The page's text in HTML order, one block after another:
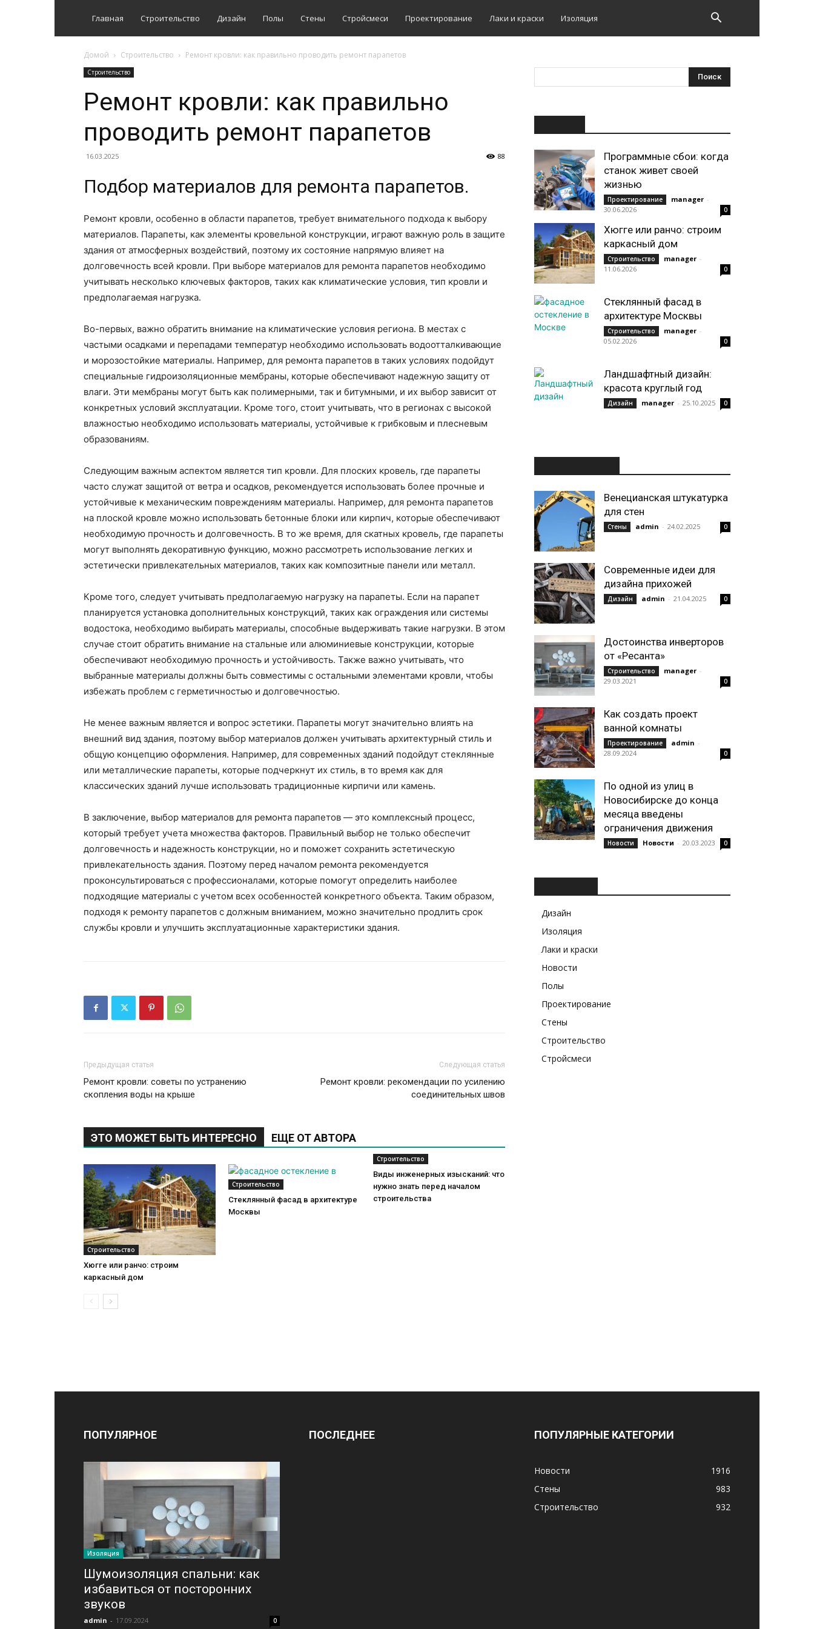
Главная Строительство Дизайн Полы Стены Стройсмеси Проектирование Лаки и краски Изоляция
Домой Строительство Ремонт кровли: как правильно проводить ремонт парапетов
Строительство
Ремонт кровли: как правильно
проводить ремонт парапетов
16.03.2025 88
Подбор материалов для ремонта парапетов.
Ремонт кровли, особенно в области парапетов, требует внимательного подхода к выбору
материалов. Парапеты, как элементы кровельной конструкции, играют важную роль в защите
здания от атмосферных воздействий, поэтому их состояние напрямую влияет на
долговечность всей кровли. При выборе материалов для ремонта парапетов необходимо
учитывать несколько ключевых факторов, таких как климатические условия, тип кровли и
предполагаемая нагрузка.
Во-первых, важно обратить внимание на климатические условия региона. В местах с
частыми осадками и перепадами температур необходимо использовать водоотталкивающие
и морозостойкие материалы. Например, для ремонта парапетов в таких условиях подойдут
специальные гидроизоляционные мембраны, которые обеспечивают надежную защиту от
влаги. Эти мембраны могут быть как полимерными, так и битумными, и их выбор зависит от
конкретных условий эксплуатации. Кроме того, стоит учитывать, что в регионах с высокой
влажностью необходимо использовать материалы, устойчивые к грибковым и плесневым
образованиям.
Следующим важным аспектом является тип кровли. Для плоских кровель, где парапеты
часто служат защитой от ветра и осадков, рекомендуется использовать более прочные и
устойчивые к механическим повреждениям материалы. Например, для ремонта парапетов
на плоской кровле можно использовать бетонные блоки или кирпич, которые обеспечивают
необходимую прочность и долговечность. В то же время, для скатных кровель, где парапеты
могут выполнять декоративную функцию, можно рассмотреть использование легких и
эстетически привлекательных материалов, таких как композитные панели или металл.
Кроме того, следует учитывать предполагаемую нагрузку на парапеты. Если на парапет
планируется установка дополнительных конструкций, таких как ограждения или системы
водостока, необходимо выбирать материалы, способные выдерживать такие нагрузки. В этом
случае стоит обратить внимание на стальные или алюминиевые конструкции, которые
обеспечивают необходимую прочность и устойчивость. Также важно учитывать, что
выбранные материалы должны быть совместимы с остальными элементами кровли, чтобы
избежать проблем с герметичностью и долговечностью.
Не менее важным является и вопрос эстетики. Парапеты могут значительно влиять на
внешний вид здания, поэтому выбор материалов должен учитывать архитектурный стиль и
общую концепцию оформления. Например, для современных зданий подойдут стеклянные
или металлические парапеты, которые подчеркнут их стиль, в то время как для
классических зданий лучше использовать традиционные кирпичи или камень.
В заключение, выбор материалов для ремонта парапетов — это комплексный процесс,
который требует учета множества факторов. Правильный выбор не только обеспечит
долговечность и надежность конструкции, но и поможет сохранить эстетическую
привлекательность здания. Поэтому перед началом ремонта рекомендуется
проконсультироваться с профессионалами, которые помогут определить наиболее
подходящие материалы с учетом всех особенностей конкретного объекта. Таким образом,
подходя к ремонту парапетов с должным вниманием, можно значительно продлить срок
службы кровли и улучшить эксплуатационные характеристики здания.
Предыдущая статья
Ремонт кровли: советы по устранению
скопления воды на крыше
Следующая статья
Ремонт кровли: рекомендации по усилению
соединительных швов
ЭТО МОЖЕТ БЫТЬ ИНТЕРЕСНО ЕЩЕ ОТ АВТОРА
Строительство
Хюгге или ранчо: строим
каркасный дом
Строительство
Стеклянный фасад в архитектуре
Москвы
Строительство
Виды инженерных изысканий: что
нужно знать перед началом
строительства
Программные сбои: когда
станок живет своей
жизнью
Проектирование manager -
30.06.2026
0
Хюгге или ранчо: строим
каркасный дом
Строительство manager -
11.06.2026
0
Стеклянный фасад в
архитектуре Москвы
Строительство manager -
05.02.2026
0
Ландшафтный дизайн:
красота круглый год
Дизайн manager - 25.10.2025 0
Венецианская штукатурка
для стен
Стены admin - 24.02.2025 0
Современные идеи для
дизайна прихожей
Дизайн admin - 21.04.2025 0
Достоинства инверторов
от «Ресанта»
Строительство manager -
29.03.2021
0
Как создать проект
ванной комнаты
Проектирование admin -
28.09.2024
0
По одной из улиц в
Новосибирске до конца
месяца введены
ограничения движения
Новости Новости - 20.03.2023 0
Дизайн
Изоляция
Лаки и краски
Новости
Полы
Проектирование
Стены
Строительство
Стройсмеси
ПОПУЛЯРНОЕ
Изоляция
Шумоизоляция спальни: как
избавиться от посторонних
звуков
admin - 17.09.2024 0
ПОСЛЕДНЕЕ ПОПУЛЯРНЫЕ КАТЕГОРИИ
Новости
1916
Стены
983
Строительство
932